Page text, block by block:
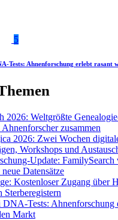
5
Tests: Ahnenforschung erlebt rasant
2026: Weltgrößte
zusammen
2026: Zwei Wochen
Workshops und
Update:
Datensätze
Kostenloser Zugang über
Tests: Ahnenforschung
Markt